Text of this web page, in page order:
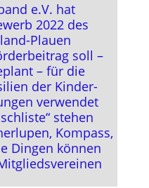
e.V. hat
2022 des
Plauen
soll –
– für die
der Kinder-
verwendet
stehen
Kompass,
Dingen können